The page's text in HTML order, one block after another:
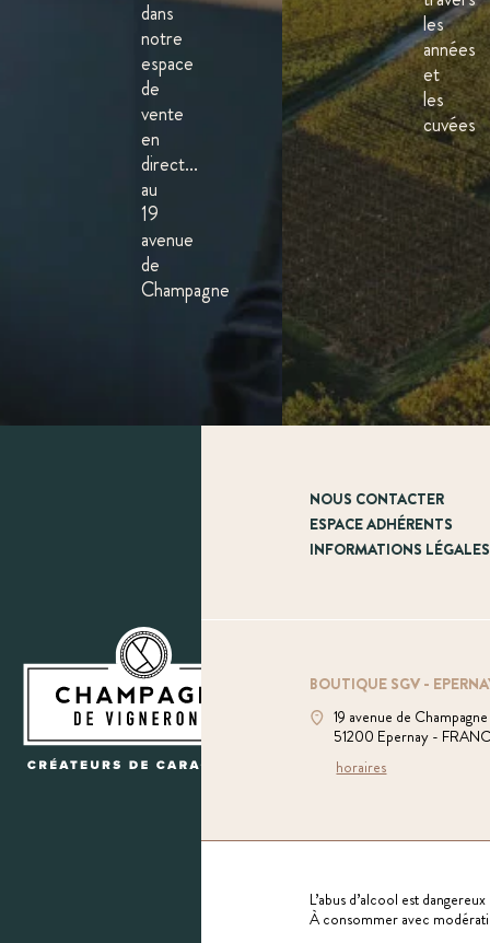
dans
notre
espace
de
vente
en
direct...
au
19
avenue
de
Champagne
les
années
et
les
cuvées
NOUS CONTACTER
ESPACE ADHÉRENTS
INFORMATIONS LÉGALES
BOUTIQUE SGV -
19 avenue de Champagne
51200 Epernay -
horaires
L’abus d’alcool est
À consommer avec